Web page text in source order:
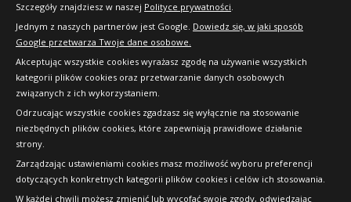
Szczegóły znajdziesz w naszej Polityce prywatności.
Jednym z naszych partnerów jest Google. Dowiedz się, w jaki sposób
Google przetwarza Twoje dane osobowe.
Akceptując wszystkie cookies wyrażasz zgodę na używanie wszystkich
kategorii plików cookies oraz przetwarzanie danych osobowych
związanych z ich wykorzystaniem.
Odrzucając wszystkie cookies zgadzasz się wyłącznie na stosowanie
niezbędnych plików cookies, które zapewniają prawidłowe działanie
strony.
Zarządzając ustawieniami cookies masz możliwość wyboru preferencji
dotyczących konkretnych kategorii plików cookies i celów ich stosowania.
W każdej chwili możesz zmienić lub wycofać swoje zgody, odwiedzając
Copyright © 2010-2026 24opony.pl. Wszelkie